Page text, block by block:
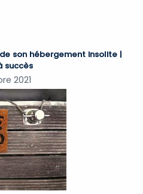
son hébergement insolite |
succès
2021